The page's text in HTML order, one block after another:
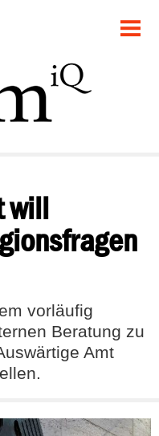
will
vorläufig
Beratung zu
Amt